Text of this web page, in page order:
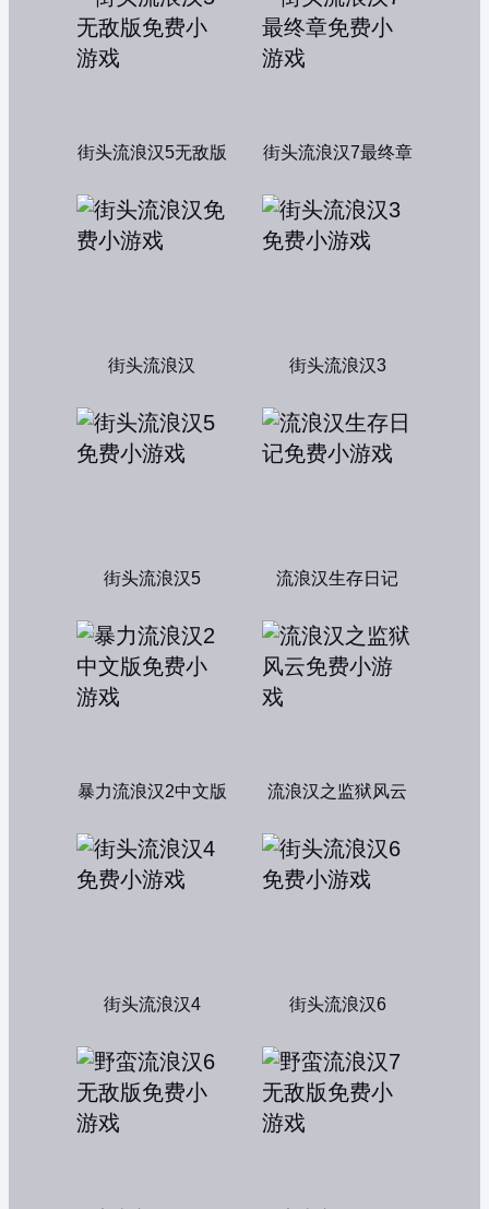
街头流浪汉5无敌版 街头流浪汉7最终章
街头流浪汉 街头流浪汉3
街头流浪汉5 流浪汉生存日记
暴力流浪汉2中文版 流浪汉之监狱风云
街头流浪汉4 街头流浪汉6